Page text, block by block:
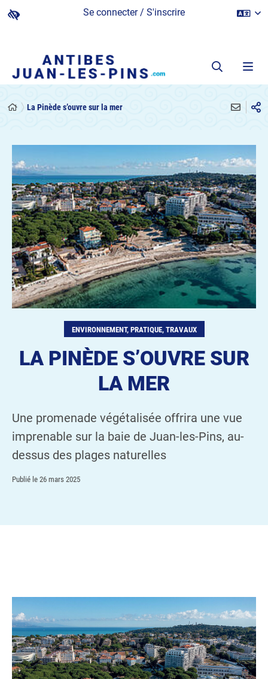
Se connecter / S'inscrire
La Pinède s’ouvre sur la mer
ENVIRONNEMENT, PRATIQUE, TRAVAUX
LA PINÈDE S’OUVRE SUR
LA MER
Une promenade végétalisée offrira une vue
imprenable sur la baie de Juan-les-Pins, au-
dessus des plages naturelles
Publié le 26 mars 2025